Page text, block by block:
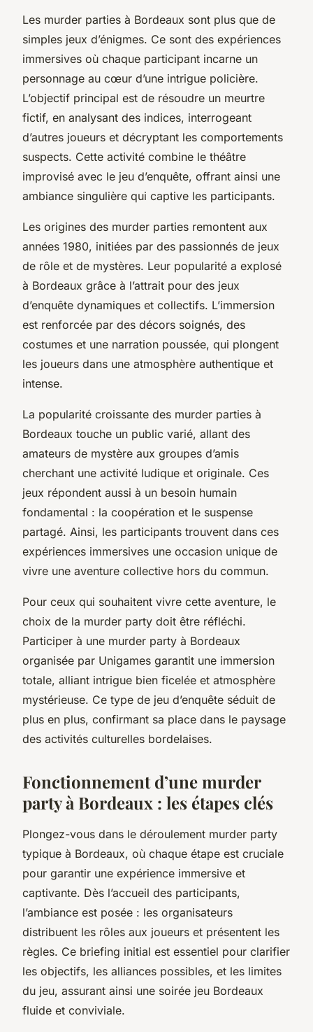
Les murder parties à Bordeaux sont plus que de
simples jeux d’énigmes. Ce sont des expériences
immersives où chaque participant incarne un
personnage au cœur d’une intrigue policière.
L’objectif principal est de résoudre un meurtre
fictif, en analysant des indices, interrogeant
d’autres joueurs et décryptant les comportements
suspects. Cette activité combine le théâtre
improvisé avec le jeu d’enquête, offrant ainsi une
ambiance singulière qui captive les participants.
Les origines des murder parties remontent aux
années 1980, initiées par des passionnés de jeux
de rôle et de mystères. Leur popularité a explosé
à Bordeaux grâce à l’attrait pour des jeux
d’enquête dynamiques et collectifs. L’immersion
est renforcée par des décors soignés, des
costumes et une narration poussée, qui plongent
les joueurs dans une atmosphère authentique et
intense.
La popularité croissante des murder parties à
Bordeaux touche un public varié, allant des
amateurs de mystère aux groupes d’amis
cherchant une activité ludique et originale. Ces
jeux répondent aussi à un besoin humain
fondamental : la coopération et le suspense
partagé. Ainsi, les participants trouvent dans ces
expériences immersives une occasion unique de
vivre une aventure collective hors du commun.
Pour ceux qui souhaitent vivre cette aventure, le
choix de la murder party doit être réfléchi.
Participer à une murder party à Bordeaux
organisée par Unigames garantit une immersion
totale, alliant intrigue bien ficelée et atmosphère
mystérieuse. Ce type de jeu d’enquête séduit de
plus en plus, confirmant sa place dans le paysage
des activités culturelles bordelaises.
Fonctionnement d’une murder
party à Bordeaux : les étapes clés
Plongez-vous dans le déroulement murder party
typique à Bordeaux, où chaque étape est cruciale
pour garantir une expérience immersive et
captivante. Dès l’accueil des participants,
l’ambiance est posée : les organisateurs
distribuent les rôles aux joueurs et présentent les
règles. Ce briefing initial est essentiel pour clarifier
les objectifs, les alliances possibles, et les limites
du jeu, assurant ainsi une soirée jeu Bordeaux
fluide et conviviale.